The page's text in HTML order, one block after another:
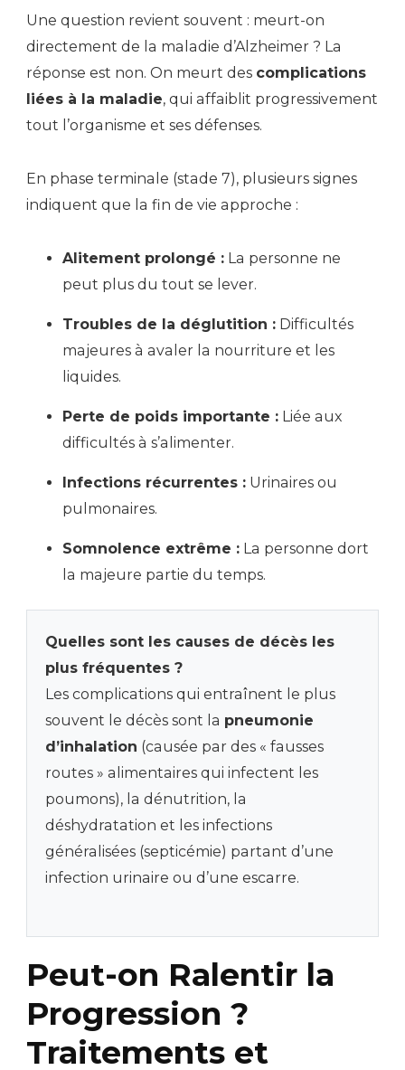
Une question revient souvent : meurt-on
directement de la maladie d’Alzheimer ? La
réponse est non. On meurt des complications
liées à la maladie, qui affaiblit progressivement
tout l’organisme et ses défenses.
En phase terminale (stade 7), plusieurs signes
indiquent que la fin de vie approche :
Alitement prolongé : La personne ne
peut plus du tout se lever.
Troubles de la déglutition : Difficultés
majeures à avaler la nourriture et les
liquides.
Perte de poids importante : Liée aux
difficultés à s’alimenter.
Infections récurrentes : Urinaires ou
pulmonaires.
Somnolence extrême : La personne dort
la majeure partie du temps.
Quelles sont les causes de décès les
plus fréquentes ?
Les complications qui entraînent le plus
souvent le décès sont la pneumonie
d’inhalation (causée par des « fausses
routes » alimentaires qui infectent les
poumons), la dénutrition, la
déshydratation et les infections
généralisées (septicémie) partant d’une
infection urinaire ou d’une escarre.
Peut-on Ralentir la
Progression ?
Traitements et